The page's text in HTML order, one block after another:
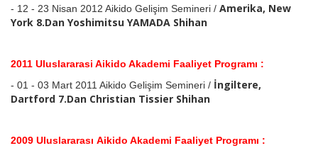
- 12 - 23 Nisan 2012 Aikido Gelişim Semineri / Amerika, New
York 8.Dan Yoshimitsu YAMADA Shihan
2011 Uluslararasi Aikido Akademi Faaliyet Programı :
- 01 - 03 Mart 2011 Aikido Gelişim Semineri / İngiltere,
Dartford 7.Dan Christian Tissier Shihan
2009 Uluslararası Aikido Akademi Faaliyet Programı :